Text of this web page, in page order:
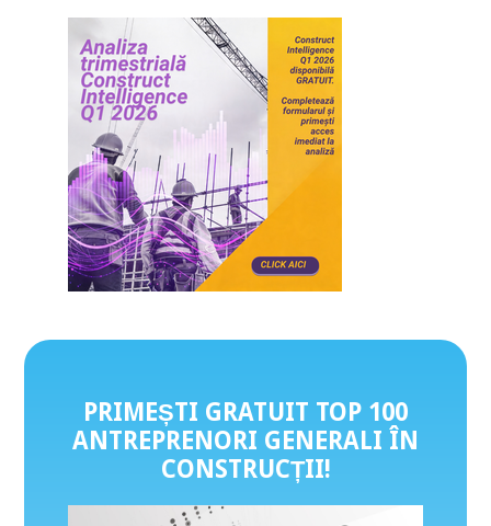
PRIMEȘTI GRATUIT TOP 100
ANTREPRENORI GENERALI ÎN
CONSTRUCȚII!